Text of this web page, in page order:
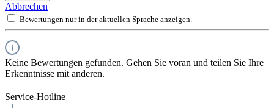
Abbrechen
Bewertungen nur in der aktuellen Sprache anzeigen.
Keine Bewertungen gefunden. Gehen Sie voran und teilen Sie Ihre
Erkenntnisse mit anderen.
Service-Hotline